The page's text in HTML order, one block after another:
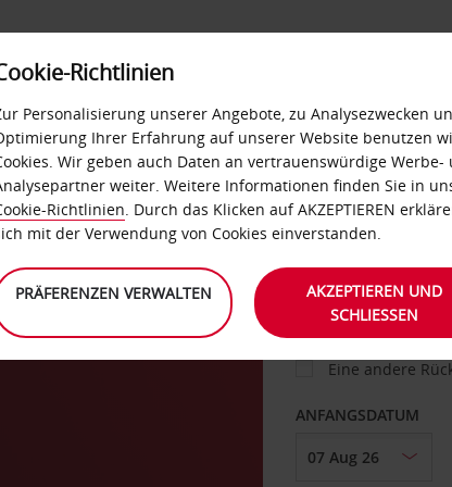
SELF-SERVICES
FAHRZEUG
ABHOLEN VON
Eine andere
ANFANGSDATUM
Richtlinien
Personalisierung unserer Angebote, zu Analysezwecken
Ihrer Erfahrung auf unserer Website benutzen
Wir geben auch Daten an vertrauenswürdige Werbe-
weiter. Weitere Informationen finden Sie in
Richtlinien. Durch das Klicken auf AKZEPTIEREN
mit der Verwendung von Cookies einverstanden.
PRÄFERENZEN VERWALTEN
AKZEPTIEREN UND
SCHLIESSEN